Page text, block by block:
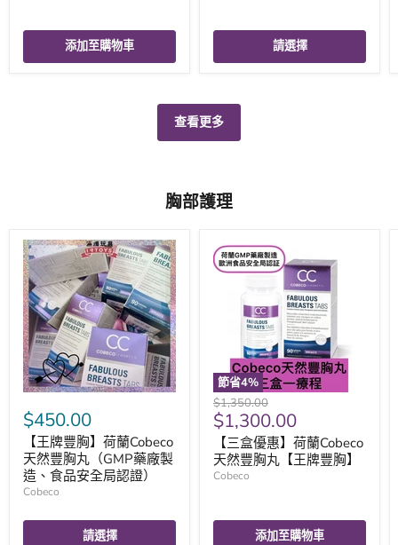
添加至購物車 請選擇
查看更多
胸部護理
$450.00
【王牌豐胸】荷蘭Cobeco
天然豐胸丸（GMP藥廠製
造、食品安全局認證）
Cobeco
請選擇
節省4%
原
價
$1,350.00
現
價
$1,300.00
【三盒優惠】荷蘭Cobeco
天然豐胸丸【王牌豐胸】
Cobeco
添加至購物車